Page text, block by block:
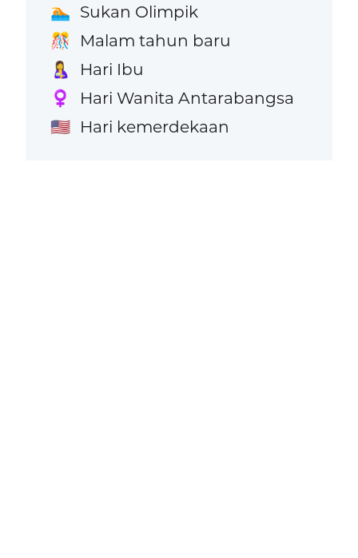
🏊 Sukan Olimpik
🎊 Malam tahun baru
🤱 Hari Ibu
♀️ Hari Wanita Antarabangsa
🇺🇸 Hari kemerdekaan